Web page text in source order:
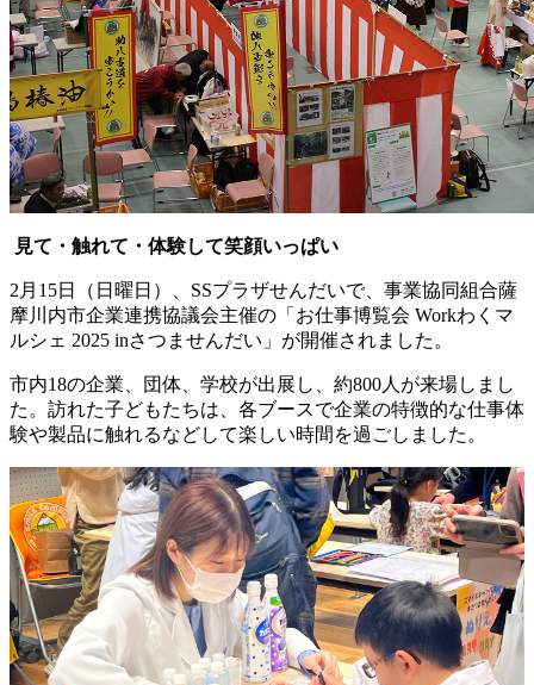
見て・触れて・体験して笑顔いっぱい
2月15日（日曜日）、SSプラザせんだいで、事業協同組合薩
摩川内市企業連携協議会主催の「お仕事博覧会 Workわくマ
ルシェ 2025 inさつませんだい」が開催されました。
市内18の企業、団体、学校が出展し、約800人が来場しまし
た。訪れた子どもたちは、各ブースで企業の特徴的な仕事体
験や製品に触れるなどして楽しい時間を過ごしました。